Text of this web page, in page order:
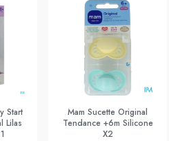
Start
Lilas
Mam Sucette Original
Tendance +6m Silicone
X2